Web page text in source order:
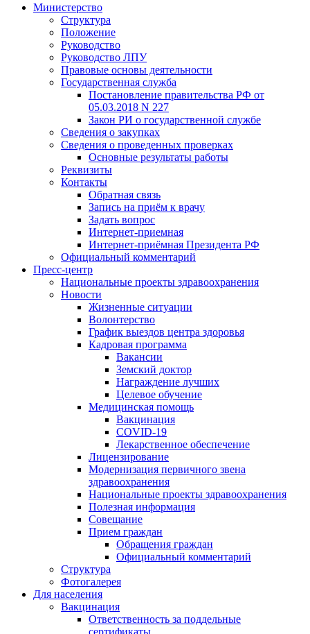
Министерство
Структура
Положение
Руководство
Руководство ЛПУ
Правовые основы деятельности
Государственная служба
Постановление правительства РФ от
05.03.2018 N 227
Закон РИ о государственной службе
Сведения о закупках
Сведения о проведенных проверках
Основные результаты работы
Реквизиты
Контакты
Обратная связь
Запись на приём к врачу
Задать вопрос
Интернет-приемная
Интернет-приёмная Президента РФ
Официальный комментарий
Пресс-центр
Национальные проекты здравоохранения
Новости
Жизненные ситуации
Волонтерство
График выездов центра здоровья
Кадровая программа
Вакансии
Земский доктор
Награждение лучших
Целевое обучение
Медицинская помощь
Вакцинация
COVID-19
Лекарственное обеспечение
Лицензирование
Модернизация первичного звена
здравоохранения
Национальные проекты здравоохранения
Полезная информация
Совещание
Прием граждан
Обращения граждан
Официальный комментарий
Структура
Фотогалерея
Для населения
Вакцинация
Ответственность за поддельные
сертификаты